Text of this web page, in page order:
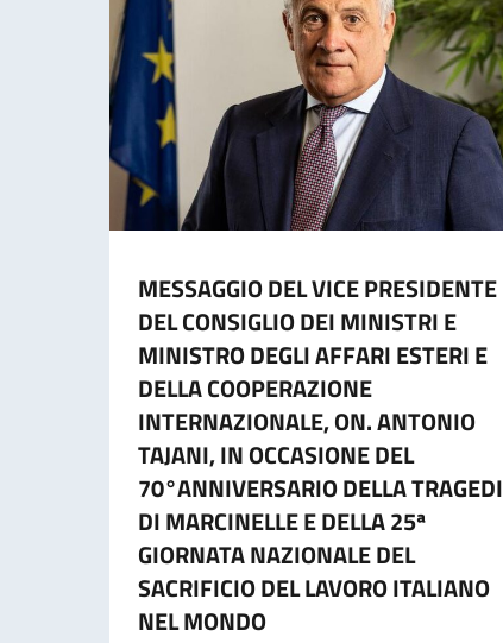
MESSAGGIO DEL VICE PRESIDENTE
DEL CONSIGLIO DEI MINISTRI E
MINISTRO DEGLI AFFARI ESTERI E
DELLA COOPERAZIONE
INTERNAZIONALE, ON. ANTONIO
TAJANI, IN OCCASIONE DEL
70°ANNIVERSARIO DELLA
DI MARCINELLE E DELLA 25ª
GIORNATA NAZIONALE DEL
SACRIFICIO DEL LAVORO ITALIANO
NEL MONDO